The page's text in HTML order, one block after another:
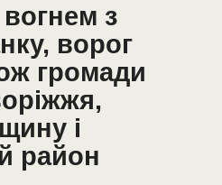
вогнем з
ворог
громади
і
район